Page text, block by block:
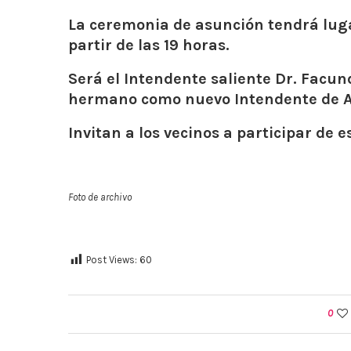
La ceremonia de asunción tendrá
partir de las 19 horas.
Será el Intendente saliente Dr.
hermano como nuevo Intendente de
Invitan a los vecinos a participar de
Foto de archivo
Post Views: 60
0